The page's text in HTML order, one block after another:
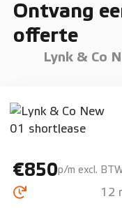
Ontvang
offerte
Lynk & Co
€850p/m excl.
12